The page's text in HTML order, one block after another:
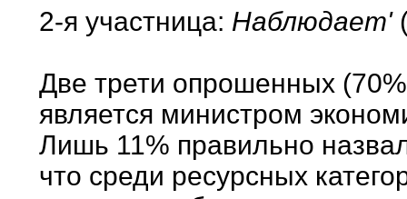
2-я участница: Наблюдает'
Две трети опрошенных
является министром
Лишь 11% правильно
что среди ресурсных